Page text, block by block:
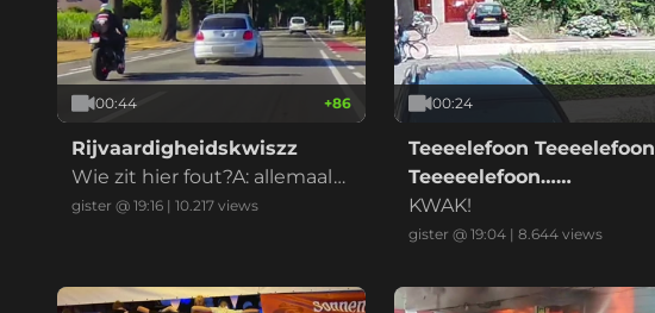
00:44 +86
Rijvaardigheidskwiszz
Wie zit hier fout?A: allemaal
B: iedereenC: alle betrokken
gister @ 19:16 | 10.217 views
00:24
Teeeelefoon Teeeelefoon
Teeeeelefoon……
KWAK!
gister @ 19:04| 8.644views